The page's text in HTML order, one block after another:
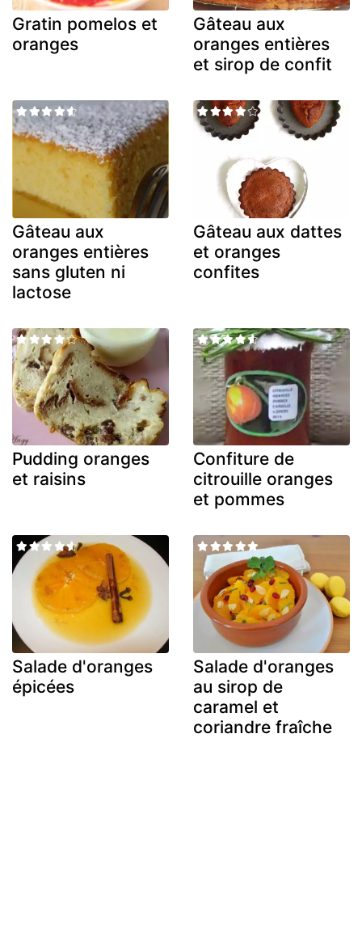
Gratin pomelos et
oranges
Gâteau aux
oranges entières
et sirop de confit
Gâteau aux
oranges entières
sans gluten ni
lactose
Gâteau aux dattes
et oranges
confites
Pudding oranges
et raisins
Confiture de
citrouille oranges
et pommes
Salade d'oranges
épicées
Salade d'oranges
au sirop de
caramel et
coriandre fraîche